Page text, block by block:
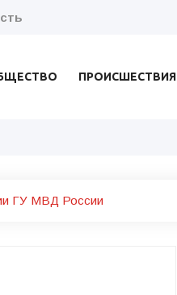
ПРОИСШЕСТВИЯ
ГУ МВД России